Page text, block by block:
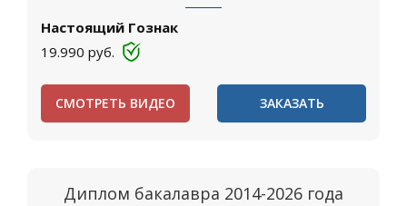
Настоящий Гознак
19.990 руб.
СМОТРЕТЬ ВИДЕО ЗАКАЗАТЬ
Диплом бакалавра 2014-2026 года